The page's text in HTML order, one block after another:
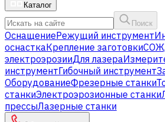
Каталог
Поиск
ОснащениеРежущий инструмент
оснасткаКрепление заготовки
электроэрозииДля лазера
инструментГибочный инструмент
ОборудованиеФрезерные станки
станкиЭлектроэрозионные станки
прессыЛазерные станки